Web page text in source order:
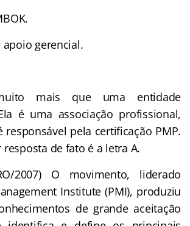
apoio gerencial.
mais que uma entidade
é uma associação profissional,
responsável pela certificação PMP.
de fato é a letra A.
RO/2007) O movimento, liderado
Institute (PMI), produziu
de grande aceitação